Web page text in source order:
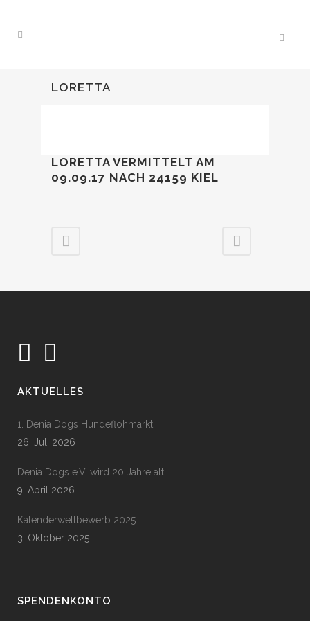
LORETTA
LORETTA VERMITTELT AM
09.09.17 NACH 24159 KIEL
AKTUELLES
1. Denia Dogs Hundeflohmarkt
26. Juli 2026
Denia Dogs e.V. wird 20 Jahre alt!
9. April 2026
Kalenderwettbewerb 2025
3. Oktober 2025
SPENDENKONTO